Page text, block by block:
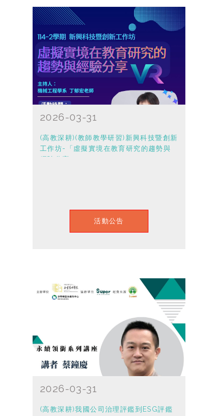
2026-03-31
(高教深耕)(教師教學研習)新興科技暨創新
工作坊-「虛擬實境在教育研究的趨勢與
經驗分享」
活動公告
2026-03-31
(高教深耕)我國公司治理評鑑到ESG評鑑